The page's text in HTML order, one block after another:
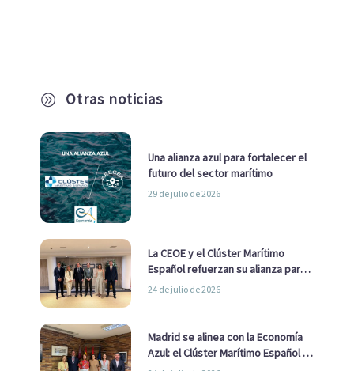
A Otras noticias
Una alianza azul para fortalecer el
futuro del sector marítimo
29 de julio de 2026
La CEOE y el Clúster Marítimo
Español refuerzan su alianza para
impulsar una estrategia Nacional
24 de julio de 2026
Madrid se alinea con la Economía
Azul: el Clúster Marítimo Español y